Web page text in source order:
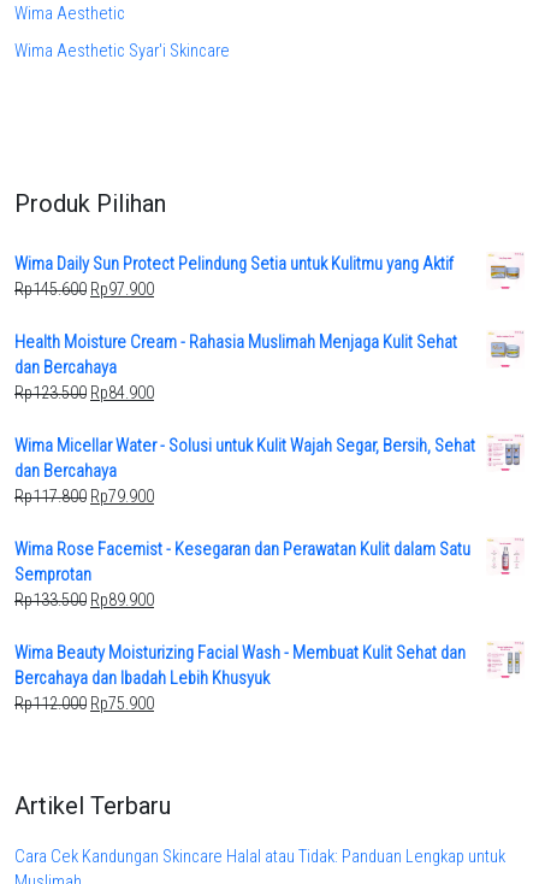
Wima Aesthetic
Wima Aesthetic Syar'i Skincare
Produk Pilihan
Wima Daily Sun Protect Pelindung Setia untuk Kulitmu yang Aktif
Rp145.600 Original
was:
Rp145.600.
Rp97.900Current
is:
Health Moisture Cream - Rahasia Muslimah Menjaga Kulit Sehat
dan Bercahaya
Rp123.500 Original
was:
Rp123.500.
Rp84.900Current
is:
Wima Micellar Water - Solusi untuk Kulit Wajah Segar, Bersih, Sehat
dan Bercahaya
Rp117.800 Original
was:
Rp117.800.
Rp79.900Current
is:
Wima Rose Facemist - Kesegaran dan Perawatan Kulit dalam Satu
Semprotan
Rp133.500 Original
was:
Rp133.500.
Rp89.900Current
is:
Rp89.900.
Wima Beauty Moisturizing Facial Wash - Membuat Kulit Sehat dan
Bercahaya dan Ibadah Lebih Khusyuk
Rp112.000 Original
Rp75.900Current
Artikel Terbaru
Cara Cek Kandungan Skincare Halal atau Tidak: Panduan Lengkap untuk